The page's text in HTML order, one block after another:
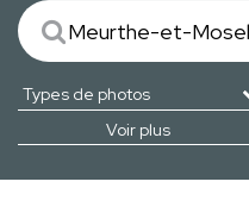
Voir plus